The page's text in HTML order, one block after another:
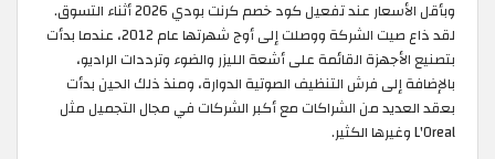
وبأقل الأسعار عند تفعيل كود خصم كرنت بودي 2026 أثناء التسوق.
لقد ذاع صيت الشركة ووصلت إلى أوج شهرتها عام 2012، عندما بدأت
بتصنيع الأجهزة القائمة على أشعة الليزر والضوء وترددات الراديو،
بالإضافة إلى فرش التنظيف الصوتية الدوارة، ومنذ ذلك الحين بدأت
بعقد العديد من الشراكات مع أكبر الشركات في مجال التجميل مثل
L'Oreal وغيرها الكثير.